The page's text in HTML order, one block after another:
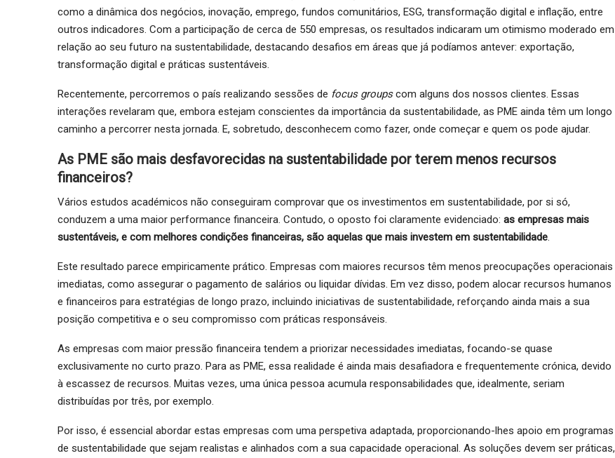
como a dinâmica dos negócios, inovação, emprego, fundos comunitários, ESG, transformação digital e inflação, entre
outros indicadores. Com a participação de cerca de 550 empresas, os resultados indicaram um otimismo moderado em
relação ao seu futuro na sustentabilidade, destacando desafios em áreas que já podíamos antever: exportação,
transformação digital e práticas sustentáveis.
Recentemente, percorremos o país realizando sessões de focus groupscom alguns dos nossos clientes. Essas
interações revelaram que, embora estejam conscientes da importância da sustentabilidade, as PME ainda têm um longo
caminho a percorrer nesta jornada. E, sobretudo, desconhecem como fazer, onde começar e quem os pode ajudar.
As PME são mais desfavorecidas na sustentabilidade por terem menos recursos
financeiros?
Vários estudos académicos não conseguiram comprovar que os investimentos em sustentabilidade, por si só,
conduzem a uma maior performance financeira. Contudo, o oposto foi claramente evidenciado: as empresas mais
sustentáveis, e com melhores condições financeiras, são aquelas que mais investem em sustentabilidade.
Este resultado parece empiricamente prático. Empresas com maiores recursos têm menos preocupações operacionais
imediatas, como assegurar o pagamento de salários ou liquidar dívidas. Em vez disso, podem alocar recursos humanos
e financeiros para estratégias de longo prazo, incluindo iniciativas de sustentabilidade, reforçando ainda mais a sua
posição competitiva e o seu compromisso com práticas responsáveis.
As empresas com maior pressão financeira tendem a priorizar necessidades imediatas, focando-se quase
exclusivamente no curto prazo. Para as PME, essa realidade é ainda mais desafiadora e frequentemente crónica, devido
à escassez de recursos. Muitas vezes, uma única pessoa acumula responsabilidades que, idealmente, seriam
distribuídas por três, por exemplo.
Por isso, é essencial abordar estas empresas com uma perspetiva adaptada, proporcionando-lhes apoio em programas
de sustentabilidade que sejam realistas e alinhados com a sua capacidade operacional. As soluções devem ser práticas,